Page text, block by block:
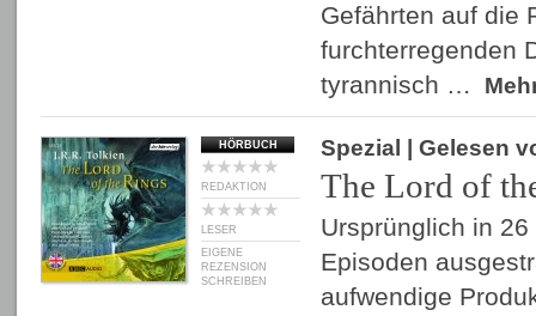
Gefährten auf die
furchterregenden
tyrannisch …
HÖRBUCH
REDAKTION
LESER
EIGENE
REZENSION
SCHREIBEN
Spezial | Gelesen
The Lord of
Ursprünglich in
Episoden
aufwendige